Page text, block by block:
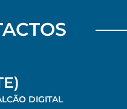
DIGITAL